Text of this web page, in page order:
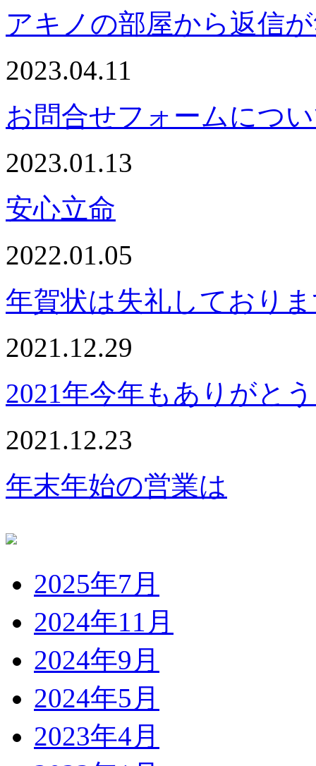
アキノの部屋から返信
2023.04.11
お問合せフォームにつ
2023.01.13
安心立命
2022.01.05
年賀状は失礼しており
2021.12.29
2021年今年もありがと
2021.12.23
年末年始の営業は
2025年7月
2024年11月
2024年9月
2024年5月
2023年4月